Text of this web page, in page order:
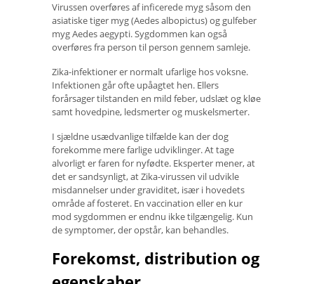
Virussen overføres af inficerede myg såsom den
asiatiske tiger myg (Aedes albopictus) og gulfeber
myg Aedes aegypti. Sygdommen kan også
overføres fra person til person gennem samleje.
Zika-infektioner er normalt ufarlige hos voksne.
Infektionen går ofte upåagtet hen. Ellers
forårsager tilstanden en mild feber, udslæt og kløe
samt hovedpine, ledsmerter og muskelsmerter.
I sjældne usædvanlige tilfælde kan der dog
forekomme mere farlige udviklinger. At tage
alvorligt er faren for nyfødte. Eksperter mener, at
det er sandsynligt, at Zika-virussen vil udvikle
misdannelser under graviditet, især i hovedets
område af fosteret. En vaccination eller en kur
mod sygdommen er endnu ikke tilgængelig. Kun
de symptomer, der opstår, kan behandles.
Forekomst, distribution og